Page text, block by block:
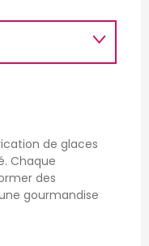
de glaces
Chaque
des
gourmandise